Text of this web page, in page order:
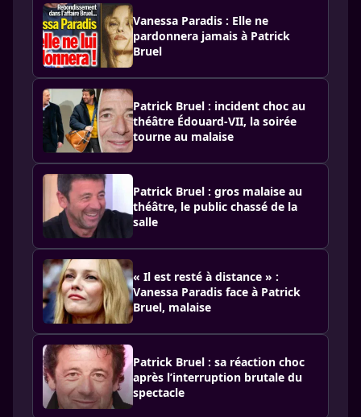
Vanessa Paradis : Elle ne
pardonnera jamais à Patrick
Bruel
Patrick Bruel : incident choc au
théâtre Édouard-VII, la soirée
tourne au malaise
Patrick Bruel : gros malaise au
théâtre, le public chassé de la
salle
« Il est resté à distance » :
Vanessa Paradis face à Patrick
Bruel, malaise
Patrick Bruel : sa réaction choc
après l’interruption brutale du
spectacle